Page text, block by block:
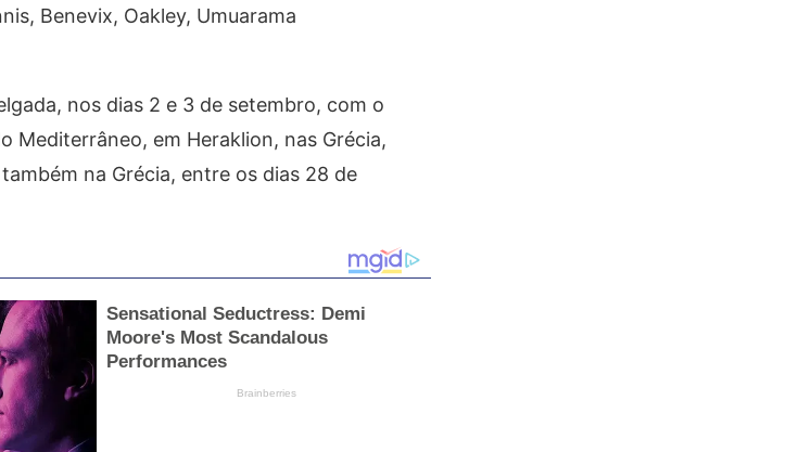
Benevix, Oakley, Umuarama
nos dias 2 e 3 de setembro, com o
Mediterrâneo, em Heraklion, nas Grécia,
na Grécia, entre os dias 28 de